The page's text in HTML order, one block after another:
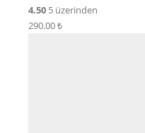
4.50 5 üzerinden
290.00₺